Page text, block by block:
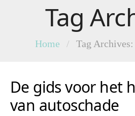
Tag
Home / Tag
De gids voor het
van autoschade